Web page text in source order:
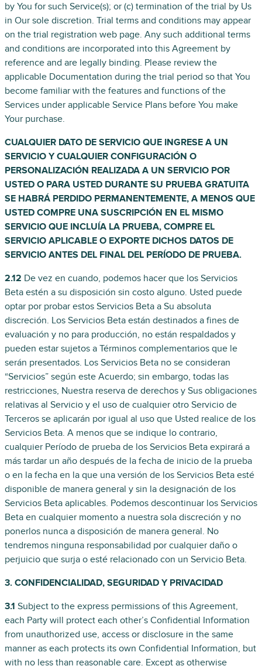
by You for such Service(s); or (c) termination of the trial by Us
in Our sole discretion. Trial terms and conditions may appear
on the trial registration web page. Any such additional terms
and conditions are incorporated into this Agreement by
reference and are legally binding. Please review the
applicable Documentation during the trial period so that You
become familiar with the features and functions of the
Services under applicable Service Plans before You make
Your purchase.
CUALQUIER DATO DE SERVICIO QUE INGRESE A UN
SERVICIO Y CUALQUIER CONFIGURACIÓN O
PERSONALIZACIÓN REALIZADA A UN SERVICIO POR
USTED O PARA USTED DURANTE SU PRUEBA GRATUITA
SE HABRÁ PERDIDO PERMANENTEMENTE, A MENOS QUE
USTED COMPRE UNA SUSCRIPCIÓN EN EL MISMO
SERVICIO QUE INCLUÍA LA PRUEBA, COMPRE EL
SERVICIO APLICABLE O EXPORTE DICHOS DATOS DE
SERVICIO ANTES DEL FINAL DEL PERÍODO DE PRUEBA.
2.12 De vez en cuando, podemos hacer que los Servicios
Beta estén a su disposición sin costo alguno. Usted puede
optar por probar estos Servicios Beta a Su absoluta
discreción. Los Servicios Beta están destinados a fines de
evaluación y no para producción, no están respaldados y
pueden estar sujetos a Términos complementarios que le
serán presentados. Los Servicios Beta no se consideran
“Servicios” según este Acuerdo; sin embargo, todas las
restricciones, Nuestra reserva de derechos y Sus obligaciones
relativas al Servicio y el uso de cualquier otro Servicio de
Terceros se aplicarán por igual al uso que Usted realice de los
Servicios Beta. A menos que se indique lo contrario,
cualquier Período de prueba de los Servicios Beta expirará a
más tardar un año después de la fecha de inicio de la prueba
o en la fecha en la que una versión de los Servicios Beta esté
disponible de manera general y sin la designación de los
Servicios Beta aplicables. Podemos descontinuar los Servicios
Beta en cualquier momento a nuestra sola discreción y no
ponerlos nunca a disposición de manera general. No
tendremos ninguna responsabilidad por cualquier daño o
perjuicio que surja o esté relacionado con un Servicio Beta.
3. CONFIDENCIALIDAD, SEGURIDAD Y PRIVACIDAD
3.1 Subject to the express permissions of this Agreement,
each Party will protect each other’s Confidential Information
from unauthorized use, access or disclosure in the same
manner as each protects its own Confidential Information, but
with no less than reasonable care. Except as otherwise